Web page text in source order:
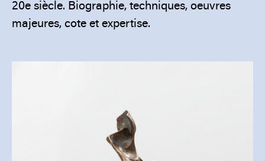
20e siècle. Biographie, techniques, oeuvres
majeures, cote et expertise.